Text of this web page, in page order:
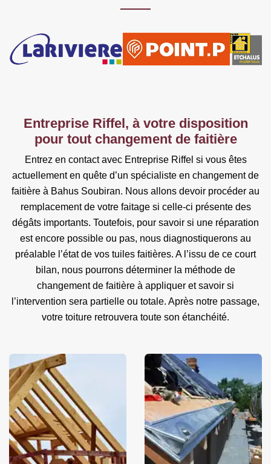
Entreprise Riffel, à votre disposition
pour tout changement de faitière
Entrez en contact avec Entreprise Riffel si vous êtes
actuellement en quête d’un spécialiste en changement de
faitière à Bahus Soubiran. Nous allons devoir procéder au
remplacement de votre faitage si celle-ci présente des
dégâts importants. Toutefois, pour savoir si une réparation
est encore possible ou pas, nous diagnostiquerons au
préalable l’état de vos tuiles faitières. A l’issu de ce court
bilan, nous pourrons déterminer la méthode de
changement de faitière à appliquer et savoir si
l’intervention sera partielle ou totale. Après notre passage,
votre toiture retrouvera toute son étanchéité.